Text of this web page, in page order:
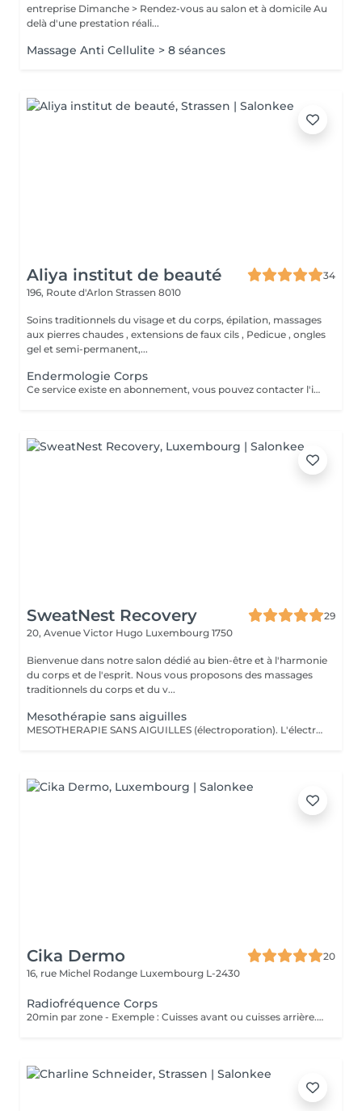
entreprise Dimanche > Rendez-vous au salon et à domicile Au
delà d'une prestation réali...
Massage Anti Cellulite > 8 séances
Aliya institut de beauté
34
196, Route d'Arlon Strassen 8010
Soins traditionnels du visage et du corps, épilation, massages
aux pierres chaudes , extensions de faux cils , Pedicue , ongles
gel et semi-permanent,...
Endermologie Corps
Ce service existe en abonnement, vous pouvez contacter l'institut pour de plus amples renseignements.
SweatNest Recovery
29
20, Avenue Victor Hugo Luxembourg 1750
Bienvenue dans notre salon dédié au bien-être et à l'harmonie
du corps et de l'esprit. Nous vous proposons des massages
traditionnels du corps et du v...
Mesothérapie sans aiguilles
MESOTHERAPIE SANS AIGUILLES (électroporation). L'électromésothérapie est une technique médicale non invasive qui utilise des impulsions électriques pour améliorer l'apparence de la peau et le bien-être général. C'est une méthode sûre et efficace pour traiter une variété de problèmes de peau, des rides aux cicatrices d'acné, et elle est devenue une composante essentielle de nombreuses pratiques esthétiques. La mésothérapie sans aiguilles est également efficace pour le remodelage corporel et la réduction de la cellulite. Elle peut aider à tonifier les muscles et à éliminer les dépôts de graisse, aidant ainsi les clients à obtenir une silhouette plus ferme et plus sculptée. Cette technique utilise des courants électriques faibles intensité pour faire traverser la surface protectrice de la peau et les membranes cellulaires aux substances actives choisis selon des besoins et des effets attendus (p.ex., des enzymes et des produits favorisants le drainage lymphatique). Voici quelques-unes des principales contre-indications à l'électromésothérapie : Maladies cardiaques et porteurs de pacemaker Grossesse Épilepsie Cancers de la peau Diabète avancé Infections cutanées actives ou irritations cutanées graves Nombre de séances est établi selon des besoins et des résultats recherchés.
Cika Dermo
20
16, rue Michel Rodange Luxembourg L-2430
Radiofréquence Corps
20min par zone - Exemple : Cuisses avant ou cuisses arrière. Soin Raffermissant pour le relâchement cutané ou la cellulite légère. L'effet est immédiat et évolutif sous 48h. Nous vous conseillons de faire ce soin en commençant par une cure de 6 séances et par la suite sous forme d'entretien uniquement.